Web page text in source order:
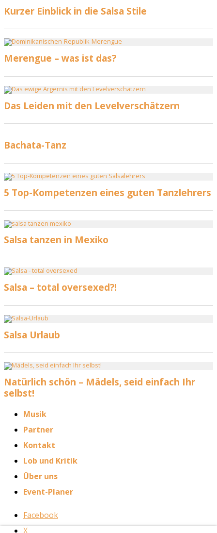
Musik
Partner
Kontakt
Lob und Kritik
Über uns
Event-Planer
Facebook
X